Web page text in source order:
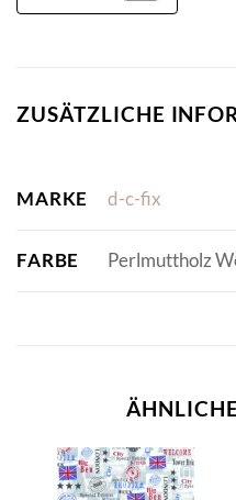
ZUSÄTZLICHE
MARKE d-c-fix
FARBE Perlmuttholz